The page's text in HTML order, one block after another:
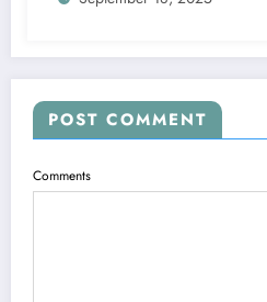
POST COMMENT
Comments